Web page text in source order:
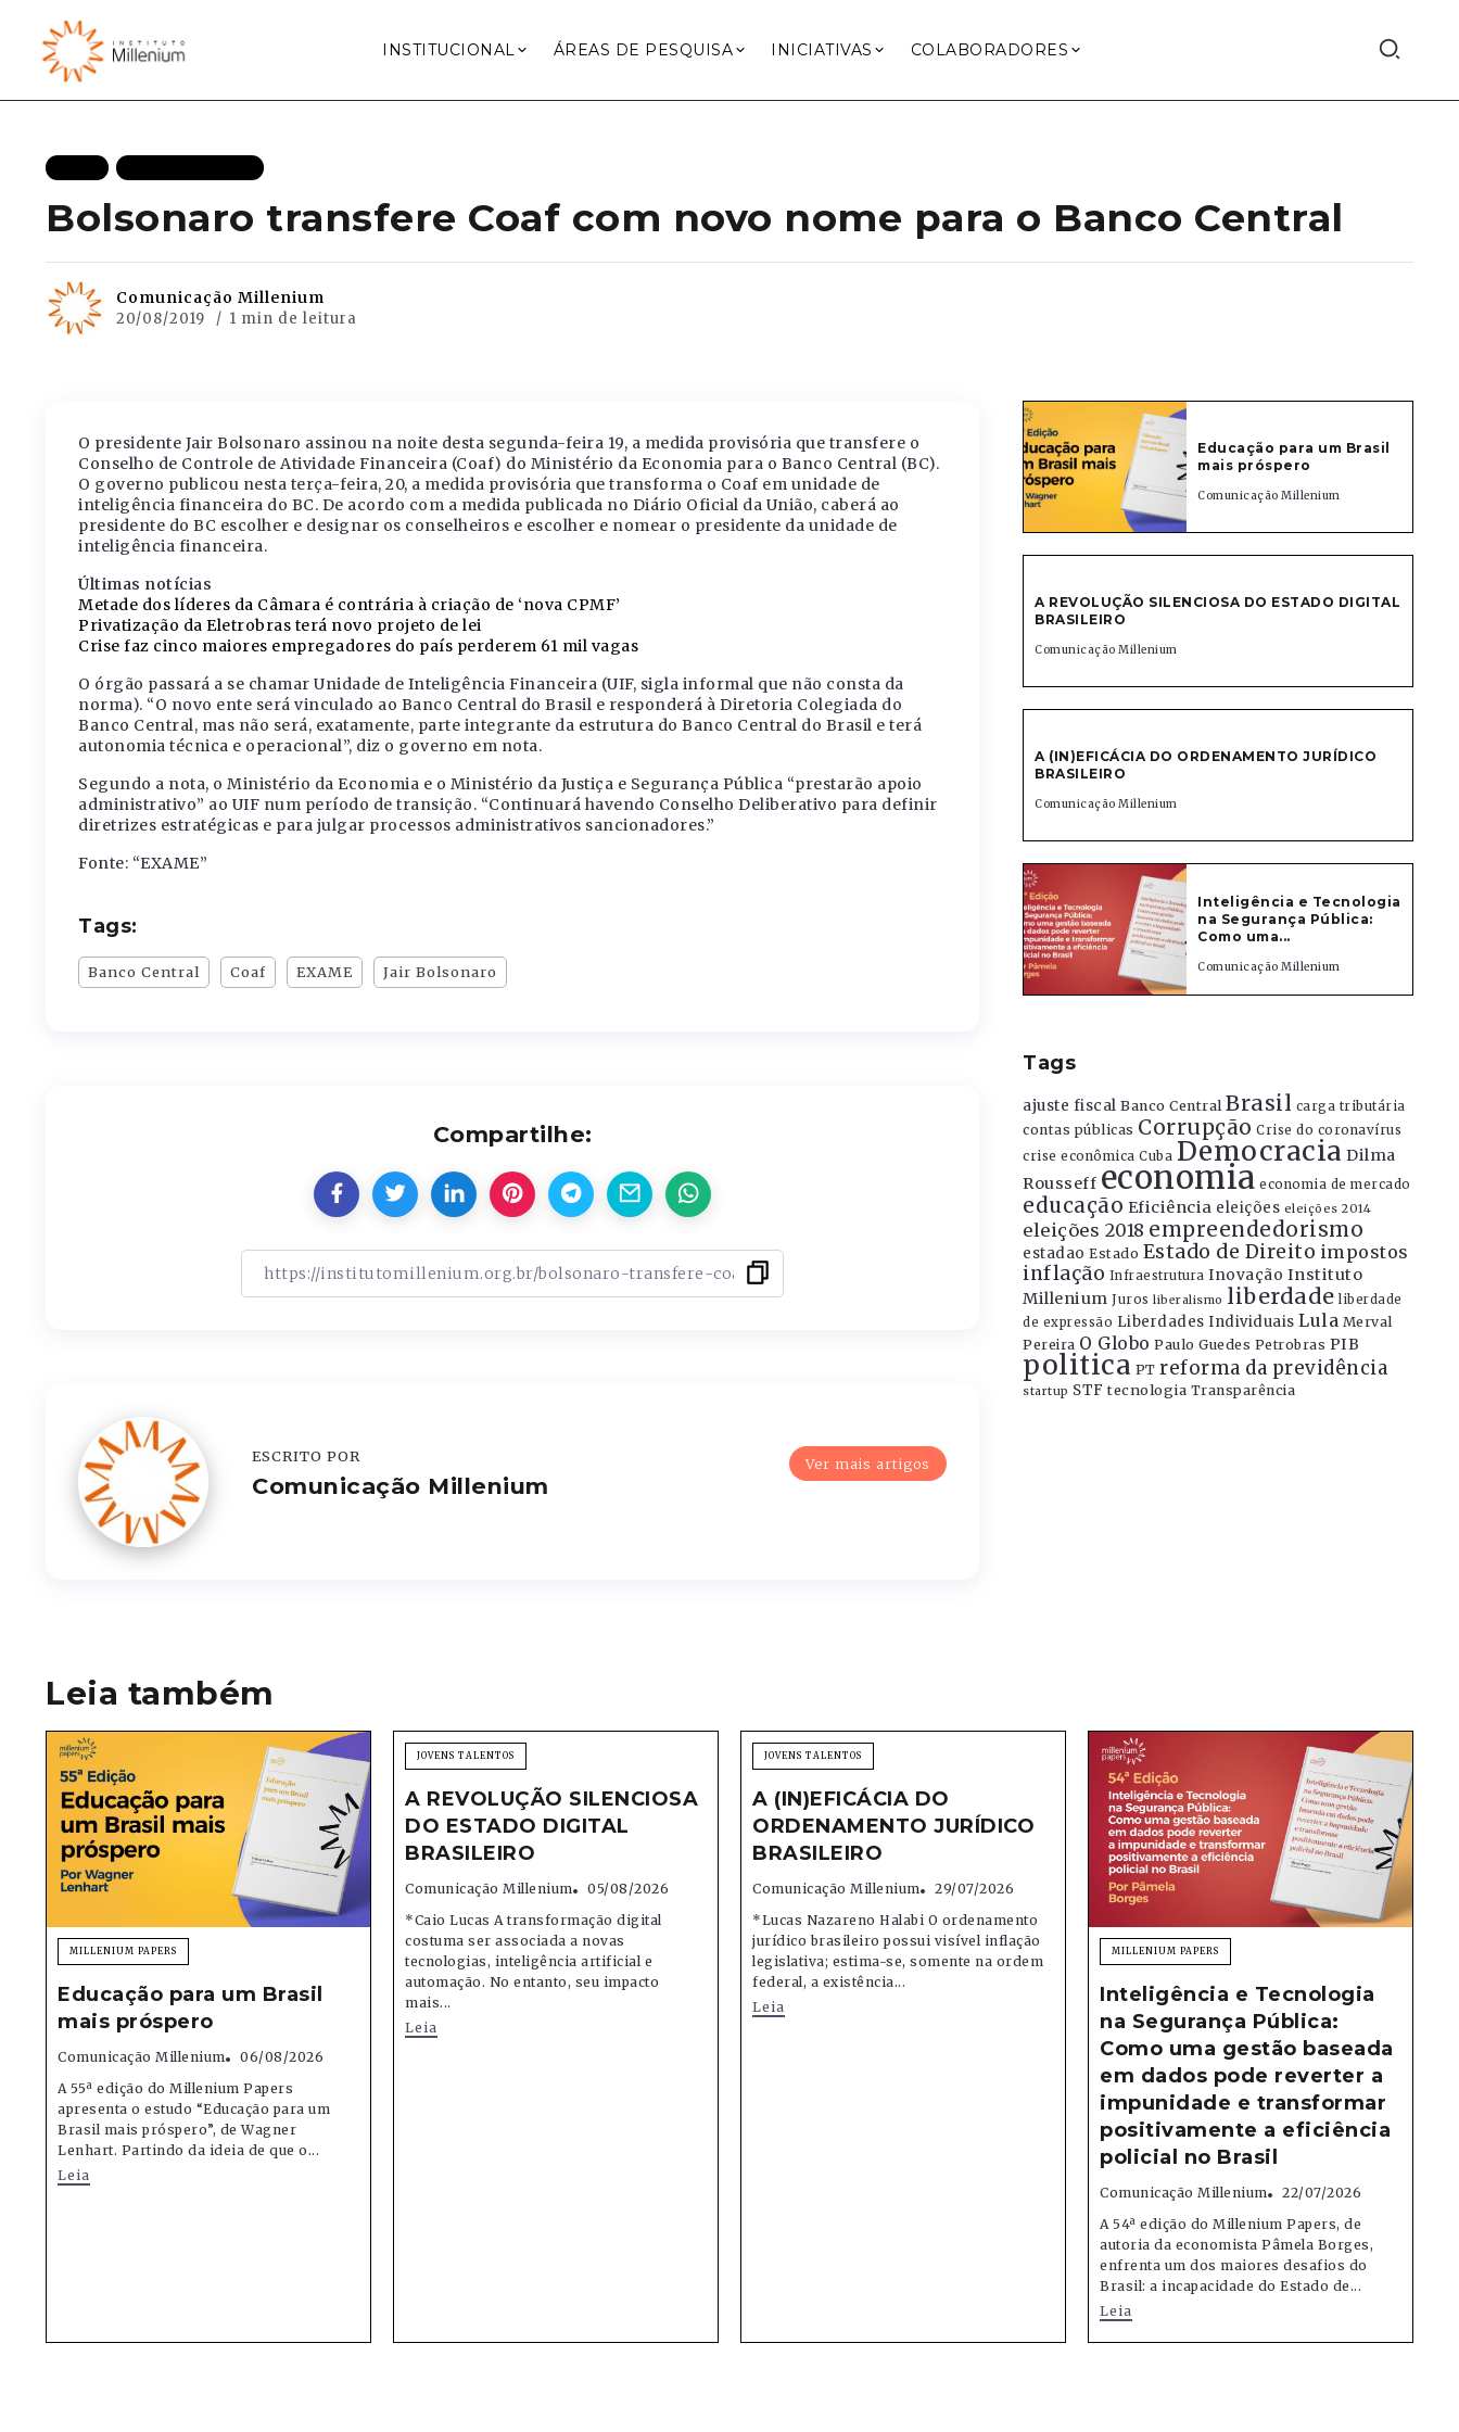
INSTITUCIONAL ÁREAS DE PESQUISA INICIATIVAS COLABORADORES
Bolsonaro transfere Coaf com novo nome para o Banco Central
Comunicação Millenium
20/08/2019 1 min de leitura
O presidente Jair Bolsonaro assinou na noite desta segunda-feira 19, a medida provisória que transfere o
Conselho de Controle de Atividade Financeira (Coaf) do Ministério da Economia para o Banco Central (BC).
O governo publicou nesta terça-feira, 20, a medida provisória que transforma o Coaf em unidade de
inteligência financeira do BC. De acordo com a medida publicada no Diário Oficial da União, caberá ao
presidente do BC escolher e designar os conselheiros e escolher e nomear o presidente da unidade de
inteligência financeira.
Últimas notícias
Metade dos líderes da Câmara é contrária à criação de ‘nova CPMF’
Privatização da Eletrobras terá novo projeto de lei
Crise faz cinco maiores empregadores do país perderem 61 mil vagas
O órgão passará a se chamar Unidade de Inteligência Financeira (UIF, sigla informal que não consta da
norma). “O novo ente será vinculado ao Banco Central do Brasil e responderá à Diretoria Colegiada do
Banco Central, mas não será, exatamente, parte integrante da estrutura do Banco Central do Brasil e terá
autonomia técnica e operacional”, diz o governo em nota.
Segundo a nota, o Ministério da Economia e o Ministério da Justiça e Segurança Pública “prestarão apoio
administrativo” ao UIF num período de transição. “Continuará havendo Conselho Deliberativo para definir
diretrizes estratégicas e para julgar processos administrativos sancionadores.”
Fonte: “EXAME”
Tags:
Banco Central Coaf EXAME Jair Bolsonaro
Compartilhe:
Ver mais artigos
ESCRITO POR
Comunicação Millenium
Educação para um Brasil
mais próspero
Comunicação Millenium
A REVOLUÇÃO SILENCIOSA DO ESTADO DIGITAL
BRASILEIRO
Comunicação Millenium
A (IN)EFICÁCIA DO ORDENAMENTO JURÍDICO
BRASILEIRO
Comunicação Millenium
Inteligência e Tecnologia
na Segurança Pública:
Como uma...
Comunicação Millenium
Tags
ajuste fiscal Banco Central Brasil carga tributária
contas públicas Corrupção Crise do coronavírus
crise econômica Cuba Democracia Dilma
Rousseff economia economia de mercado
educação Eficiência eleições eleições 2014
eleições 2018 empreendedorismo
estadao Estado Estado de Direito impostos
inflação Infraestrutura Inovação Instituto
Millenium Juros liberalismo liberdade liberdade
de expressão Liberdades Individuais Lula Merval
Pereira O Globo Paulo Guedes Petrobras PIB
politica PT reforma da previdência
startup STF tecnologia Transparência
Leia também
MILLENIUM PAPERS
Educação para um Brasil
mais próspero
Comunicação Millenium
06/08/2026
A 55ª edição do Millenium Papers
apresenta o estudo “Educação para um
Brasil mais próspero”, de Wagner
Lenhart. Partindo da ideia de que o...
Leia
JOVENS TALENTOS
A REVOLUÇÃO SILENCIOSA
DO ESTADO DIGITAL
BRASILEIRO
Comunicação Millenium
05/08/2026
*Caio Lucas A transformação digital
costuma ser associada a novas
tecnologias, inteligência artificial e
automação. No entanto, seu impacto
mais...
Leia
JOVENS TALENTOS
A (IN)EFICÁCIA DO
ORDENAMENTO JURÍDICO
BRASILEIRO
Comunicação Millenium
29/07/2026
*Lucas Nazareno Halabi O ordenamento
jurídico brasileiro possui visível inflação
legislativa; estima-se, somente na ordem
federal, a existência...
Leia
MILLENIUM PAPERS
Inteligência e Tecnologia
na Segurança Pública:
Como uma gestão baseada
em dados pode reverter a
impunidade e transformar
positivamente a eficiência
policial no Brasil
Comunicação Millenium
22/07/2026
A 54ª edição do Millenium Papers, de
autoria da economista Pâmela Borges,
enfrenta um dos maiores desafios do
Brasil: a incapacidade do Estado de...
Leia